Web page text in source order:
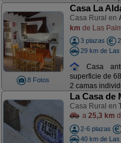
8 Fotos
Casa La
Casa Rural en
km de Las
3 plazas
29 km de Las
Casa
superficie de
2 camas
La Casa de
Casa Rural en
a 25,3 km
2-6 plazas
40 km de Las